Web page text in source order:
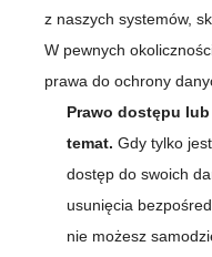
z naszych systemów,
W pewnych
prawa do ochrony
Prawo dostępu
temat. Gdy tylko
dostęp do swoich
usunięcia
nie możesz